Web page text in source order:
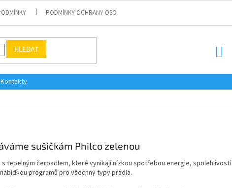
PODMÍNKY OCHRANY OSOBNÍCH ÚDAJŮ
HLEDAT
Kontakty
sušičkám Philco zelenou
tepelným čerpadlem, které vynikají nízkou spotřebou energie,
nabídkou programů pro všechny typy prádla.